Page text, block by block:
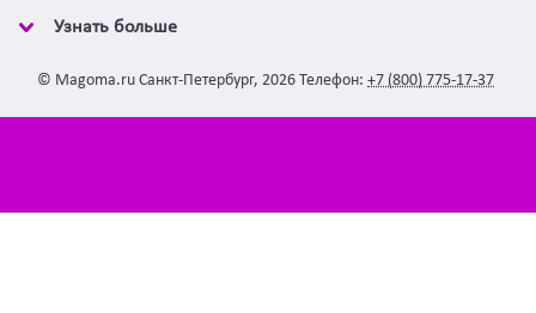
Узнать больше
© Magoma.ru Санкт-Петербург, 2026 Телефон: +7 (800) 775-17-37